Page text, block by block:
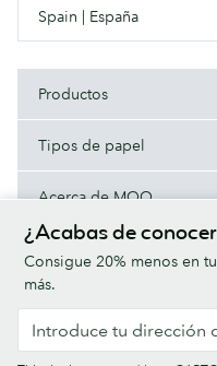
¿Acabas de
Consigue 20% menos en
más.
Spain | España
Productos
Tipos de papel
Acerca de MOO
Condiciones Política